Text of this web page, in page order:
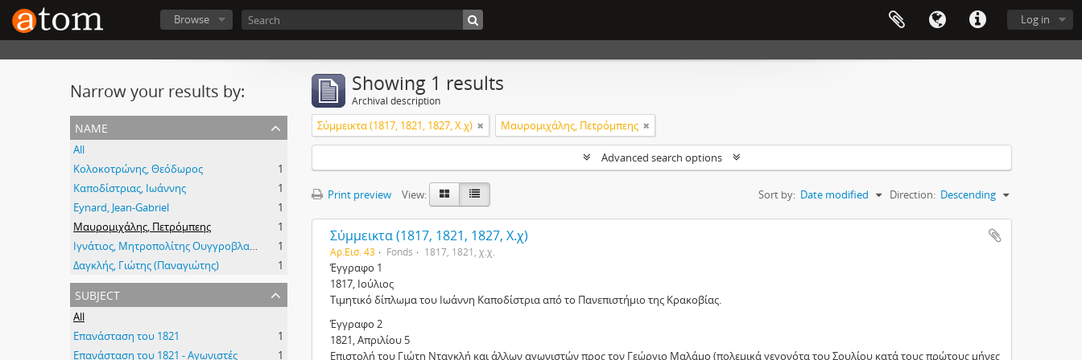
Log in
Browse
Narrow your results by:
name
All
Κολοκοτρώνης, Θεόδωρος
1
Καποδίστριας, Ιωάννης
1
Eynard, Jean-Gabriel
1
Μαυρομιχάλης, Πετρόμπεης
1
Ιγνάτιος, Μητροπολίτης Ουγγροβλαχίας
1
Δαγκλής, Γιώτης (Παναγιώτης)
1
subject
All
Επανάσταση του 1821
1
Επανάσταση του 1821 - Αγωνιστές
1
Showing 1 results
Archival description
Σύμμεικτα (1817, 1821, 1827, Χ.χ) Μαυρομιχάλης, Πετρόμπεης
Advanced search options
Print preview View: Sort by: Date modified Direction: Descending
Σύμμεικτα (1817, 1821, 1827, Χ.χ)
Αρ.Εισ. 43 Fonds 1817, 1821, χ.χ.
Έγγραφο 1
1817, Ιούλιος
Τιμητικό δίπλωμα του Ιωάννη Καποδίστρια από το Πανεπιστήμιο της Κρακοβίας.
Έγγραφο 2
1821, Απριλίου 5
Επιστολή του Γιώτη Νταγκλή και άλλων αγωνιστών προς τον Γεώργιο Μαλάμο (πολεμικά γεγονότα του Σουλίου κατά τους πρώτους μήνες